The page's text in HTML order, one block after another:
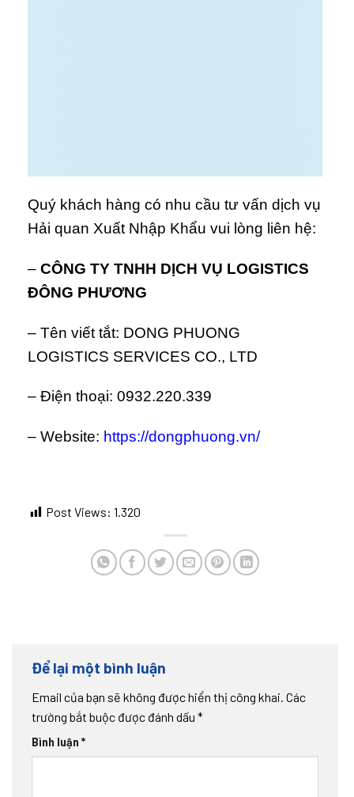
Quý khách hàng có nhu cầu tư vấn dịch vụ
Hải quan Xuất Nhập Khẩu vui lòng liên hệ:
– CÔNG TY TNHH DỊCH VỤ LOGISTICS
ĐÔNG PHƯƠNG
– Tên viết tắt: DONG PHUONG
LOGISTICS SERVICES CO., LTD
– Điện thoại: 0932.220.339
– Website: https://dongphuong.vn/
Post Views: 1.320
Để lại một bình luận
Email của bạn sẽ không được hiển thị công khai. Các
trường bắt buộc được đánh dấu *
Bình luận *